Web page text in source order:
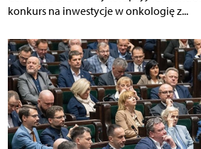
konkurs na inwestycje w onkologię z...